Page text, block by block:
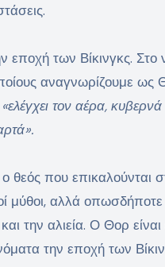
εποχή των Βίκινγκς.
αναγνωρίζουμε
«ελέγχει τον αέρα,
θεός που επικαλούνται
μύθοι, αλλά οπωσδήποτε
την αλιεία. Ο Θορ
την εποχή των